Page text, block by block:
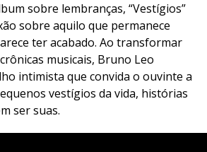
sobre lembranças, “Vestígios”
sobre aquilo que permanece
ter acabado. Ao transformar
musicais, Bruno Leo
intimista que convida o ouvinte a
vestígios da vida, histórias
ser suas.